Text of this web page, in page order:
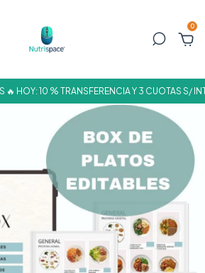
0
HOY: 10 % TRANSFERENCIA Y 3 CUOTAS S/